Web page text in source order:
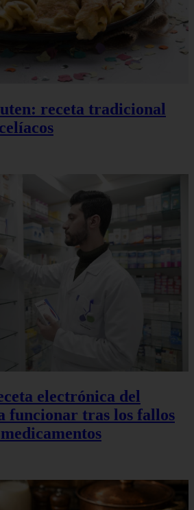
receta tradicional
electrónica del
funcionar tras los fallos